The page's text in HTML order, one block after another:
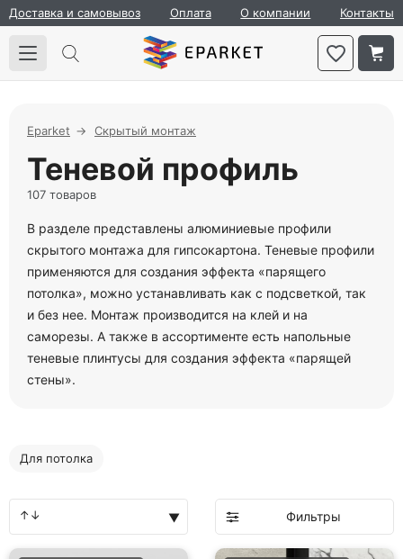
Доставка и самовывоз Оплата О компании Контакты
Eparket Скрытый монтаж
Теневой профиль
107 товаров
В разделе представлены алюминиевые профили
скрытого монтажа для гипсокартона. Теневые профили
применяются для создания эффекта «парящего
потолка», можно устанавливать как с подсветкой, так
и без нее. Монтаж производится на клей и на
саморезы. А также в ассортименте есть напольные
теневые плинтусы для создания эффекта «парящей
стены».
Для потолка
Фильтры